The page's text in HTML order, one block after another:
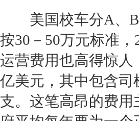
美国校车分A、B
按30－50万元标准
运营费用也高得惊人
亿美元，其中包含
支。这笔高昂的费